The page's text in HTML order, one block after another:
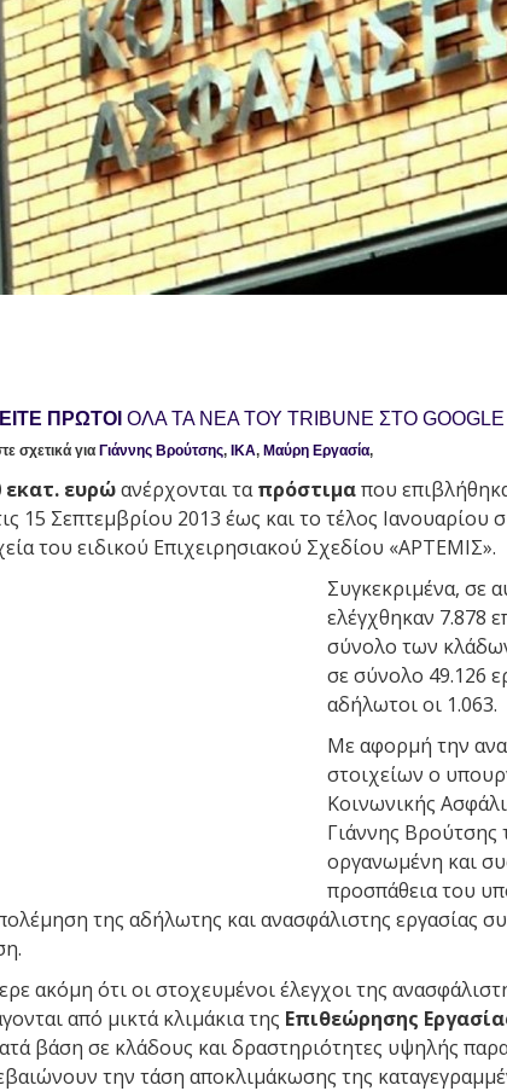
ΠΡΩΤΟΙ ΟΛΑ ΤΑ ΝΕΑ ΤΟΥ TRIBUNE ΣΤΟ GOOGLE
σχετικά για Γιάννης Βρούτσης, ΙΚΑ, Μαύρη Εργασία,
εκατ. ευρώανέρχονται ταπρόστιμαπου
15 Σεπτεμβρίου 2013 έως και το τέλος Ιανουαρίου
του ειδικού Επιχειρησιακού Σχεδίου «ΑΡΤΕΜΙΣ».
Συγκεκριμένα, σε
ελέγχθηκαν 7.878
σύνολο των
σε σύνολο 49.126
αδήλωτοι οι 1.063.
Με αφορμή την
στοιχείων ο
Κοινωνικής
Γιάννης Βρούτσης
οργανωμένη και
προσπάθεια του
της αδήλωτης και ανασφάλιστης εργασίας
ακόμη ότι οι στοχευμένοι έλεγχοι της
από μικτά κλιμάκια της Επιθεώρησης
βάση σε κλάδους και δραστηριότητες υψηλής
την τάση αποκλιμάκωσης της